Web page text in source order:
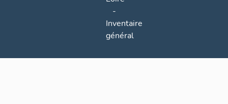
-
Inventaire
général